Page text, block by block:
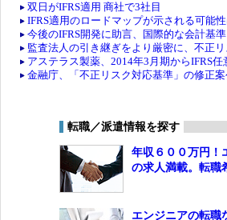
双日がIFRS適用 商社で3社目
IFRS適用のロードマップが示される可能
今後のIFRS開発に助言、国際的な会計基
監査法人の引き継ぎをより厳密に、不正
アステラス製薬、2014年3月期からIFRS任
金融庁、「不正リスク対応基準」の修正
転職／派遣情報を探す
年収６００万円！
の求人満載。転職
エンジニアの転職